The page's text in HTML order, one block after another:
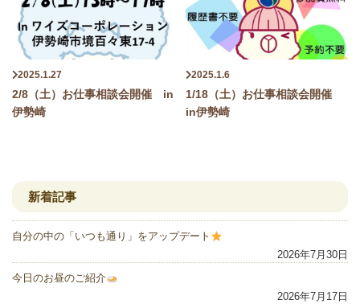
2025.1.27
2/8（土）お仕事相談会開催 in
伊勢崎
2025.1.6
1/18（土）お仕事相談会開催
in伊勢崎
新着記事
自分の中の「いつも通り」をアップデート
2026年7月30日
今日のお昼のご紹介
2026年7月17日